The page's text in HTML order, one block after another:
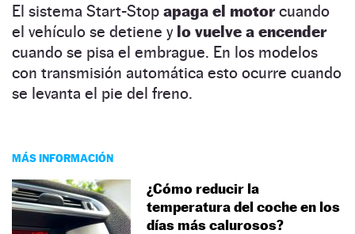
El sistema Start-Stop apaga el motorcuando
el vehículo se detiene y lo vuelve a encender
cuando se pisa el embrague. En los modelos
con transmisión automática esto ocurre cuando
se levanta el pie del freno.
MÁS INFORMACIÓN
¿Cómo reducir la
temperatura del coche en los
días más calurosos?